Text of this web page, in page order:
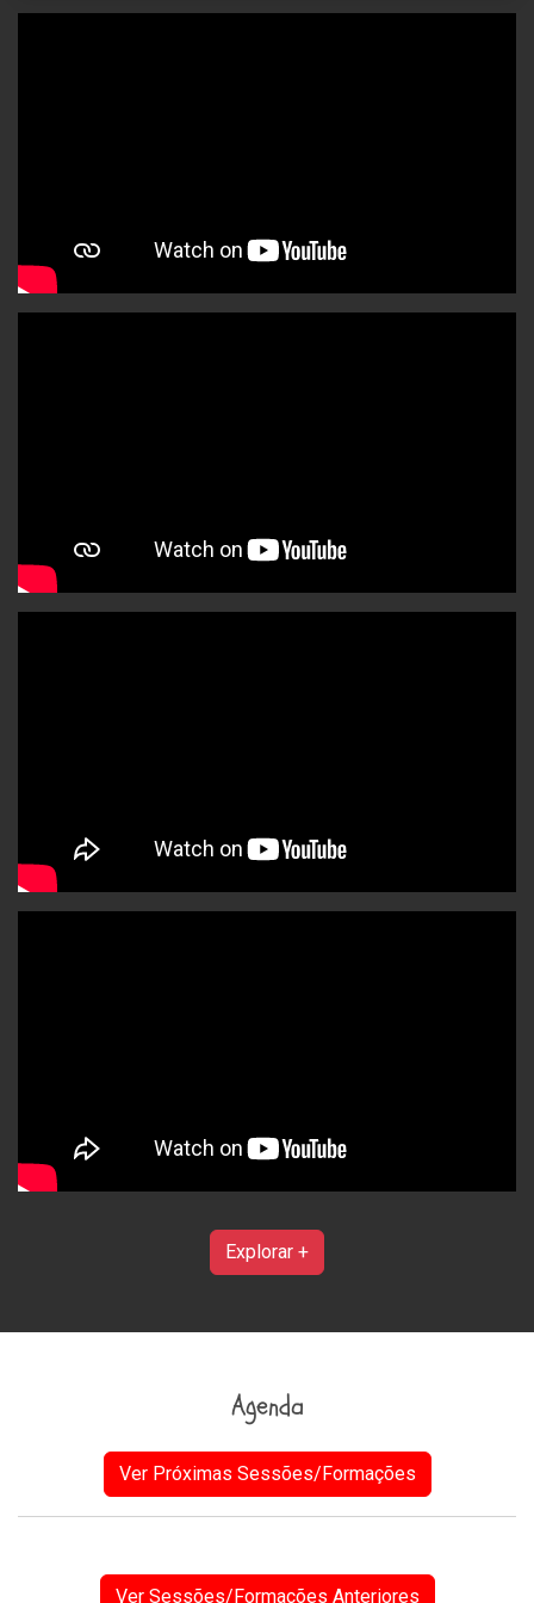
Explorar +
Agenda
Ver Próximas Sessões/Formações
Ver Sessões/Formações Anteriores